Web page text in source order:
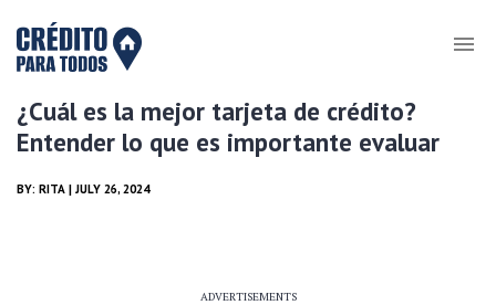
¿Cuál es la mejor tarjeta de crédito?
Entender lo que es importante evaluar
BY: RITA | JULY 26, 2024
ADVERTISEMENTS